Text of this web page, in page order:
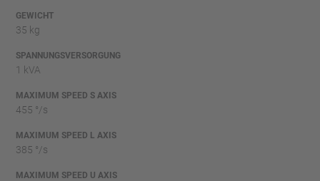
GEWICHT
35 kg
SPANNUNGSVERSORGUNG
1 kVA
MAXIMUM SPEED S AXIS
455 °/s
MAXIMUM SPEED L AXIS
385 °/s
MAXIMUM SPEED U AXIS